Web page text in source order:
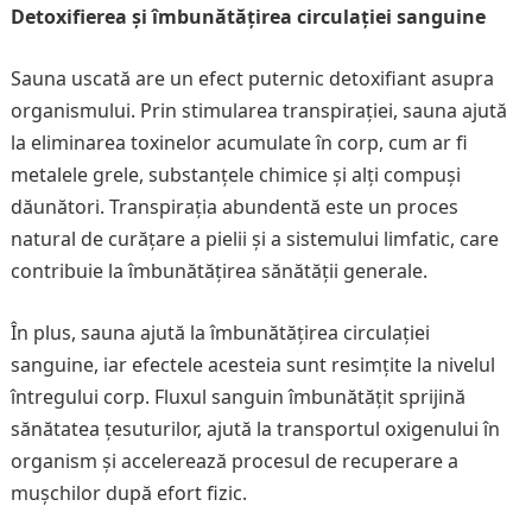
Detoxifierea și îmbunătățirea circulației sanguine
Sauna uscată are un efect puternic detoxifiant asupra
organismului. Prin stimularea transpirației, sauna ajută
la eliminarea toxinelor acumulate în corp, cum ar fi
metalele grele, substanțele chimice și alți compuși
dăunători. Transpirația abundentă este un proces
natural de curățare a pielii și a sistemului limfatic, care
contribuie la îmbunătățirea sănătății generale.
În plus, sauna ajută la îmbunătățirea circulației
sanguine, iar efectele acesteia sunt resimțite la nivelul
întregului corp. Fluxul sanguin îmbunătățit sprijină
sănătatea țesuturilor, ajută la transportul oxigenului în
organism și accelerează procesul de recuperare a
mușchilor după efort fizic.